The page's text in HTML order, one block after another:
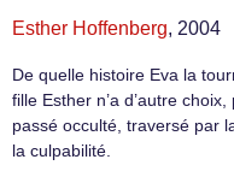
Esther Hoffenberg, 2004
De quelle histoire Eva la
fille Esther n’a d’autre
passé occulté, traversé par
la culpabilité.